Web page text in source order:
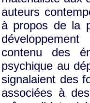
auteurs
à propos de la
contenu des
psychique au
signalaient des
associées à